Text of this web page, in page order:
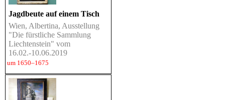
Jagdbeute auf einem Tisch
Wien, Albertina, Ausstellung
"Die fürstliche Sammlung
Liechtenstein" vom
16.02.-10.06.2019
um 1650–1675